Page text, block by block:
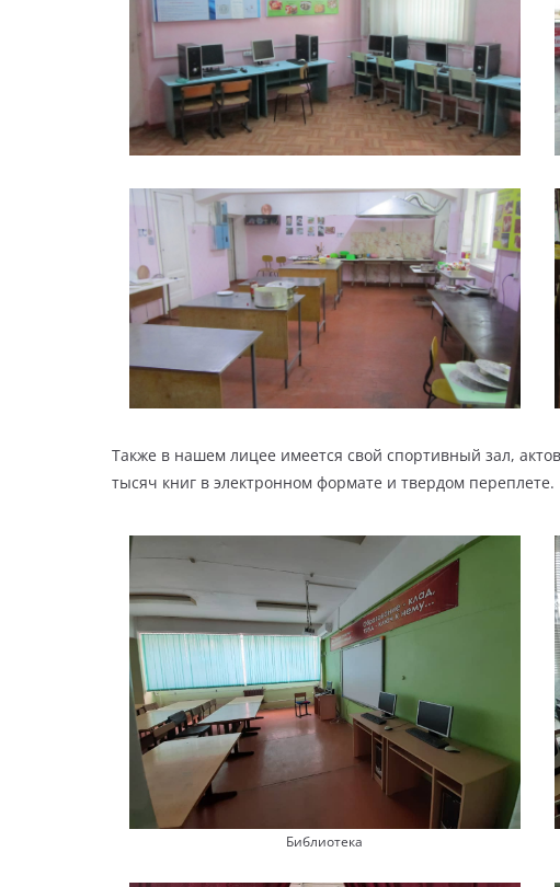
Также в нашем лицее имеется свой спортивный зал,
тысяч книг в электронном формате и твердом переплете.
Библиотека